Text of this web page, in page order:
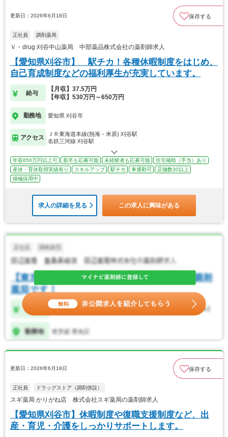
更新日：2026年6月18日 保存する
正社員 調剤薬局
Ｖ・drug 刈谷中山薬局 中部薬品株式会社の薬剤師求人
【愛知県刈谷市】 駅チカ！各種休暇制度をはじめ、
自己育成制度などの福利厚生が充実しています。
給与
【月収】37.5万円
【年収】530万円～650万円
勤務地 愛知県 刈谷市
アクセス
ＪＲ東海道本線(熱海－米原) 刈谷駅
名鉄三河線 刈谷駅
年収650万円以上可 新卒も応募可能 未経験者も応募可能
住宅補助（手当）あり
産休・育休取得実績有り
スキルアップ 駅チカ 車通勤可
店舗数30以上
積極採用中
求人の詳細を見る この求人に興味がある
更新日：2026年6月18日 保存する
正社員 ドラッグストア（調剤併設）
スギ薬局 かりがね店 株式会社スギ薬局の薬剤師求人
【愛知県刈谷市】休暇制度や復職支援制度など、出
産・育児・介護をしっかりサポートします。